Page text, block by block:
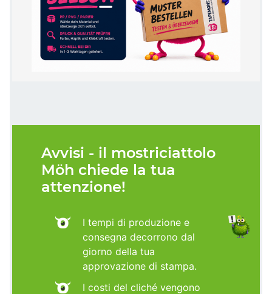
Avvisi - il mostriciattolo
Möh chiede la tua
attenzione!
I tempi di produzione e
consegna decorrono dal
giorno della tua
approvazione di stampa.
I costi del cliché vengono